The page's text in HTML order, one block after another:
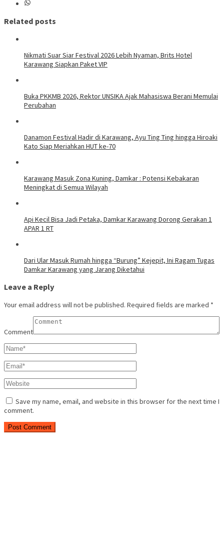
Related posts
Nikmati Suar Siar Festival 2026 Lebih Nyaman, Brits Hotel
Karawang Siapkan Paket VIP
Buka PKKMB 2026, Rektor UNSIKA Ajak Mahasiswa Berani Memulai
Perubahan
Danamon Festival Hadir di Karawang, Ayu Ting Ting hingga Hiroaki
Kato Siap Meriahkan HUT ke-70
Karawang Masuk Zona Kuning, Damkar : Potensi Kebakaran
Meningkat di Semua Wilayah
Api Kecil Bisa Jadi Petaka, Damkar Karawang Dorong Gerakan 1
APAR 1 RT
Dari Ular Masuk Rumah hingga “Burung” Kejepit, Ini Ragam Tugas
Damkar Karawang yang Jarang Diketahui
Leave a Reply
Your email address will not be published. Required fields are marked *
Comment
Save my name, email, and website in this browser for the next time I
comment.